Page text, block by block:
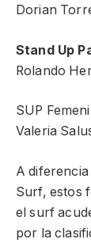
Dorian
Stand Up
Rolando
SUP
Valeria
A
Surf, estos
el surf
por la